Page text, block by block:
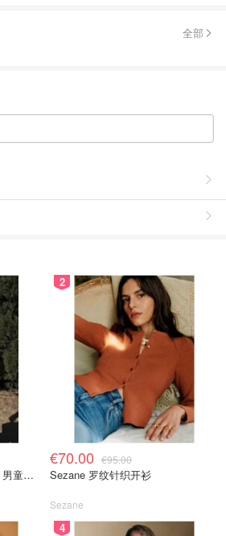
全部
Ralph Lauren Ralph Lauren 男童亚麻衬衫
2
€70.00 €95.00
Sezane 罗纹针织开衫
Sezane
4